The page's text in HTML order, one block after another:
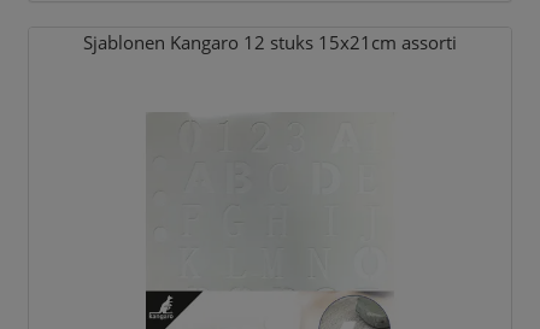
Sjablonen Kangaro 12 stuks 15x21cm assorti